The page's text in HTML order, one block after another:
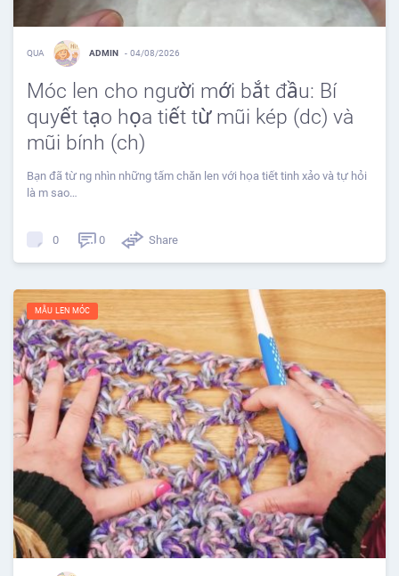
QUA ADMIN - 04/08/2026
Móc len cho người mới bắt đầu: Bí
quyết tạo họa tiết từ mũi kép (dc) và
mũi bính (ch)
Bạn đã từ ng nhìn những tấm chăn len với họa tiết tinh xảo và tự hỏi
là m sao…
0 0 Share
MẪU LEN MÓC